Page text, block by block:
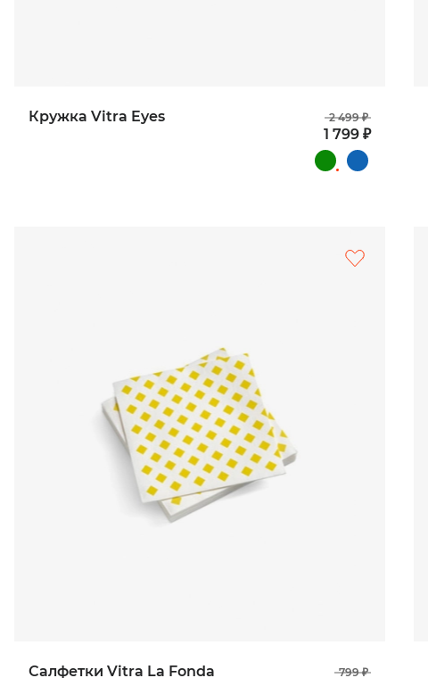
Кружка Vitra Eyes 2 499 ₽
1 799 ₽
Салфетки Vitra La Fonda
799 ₽